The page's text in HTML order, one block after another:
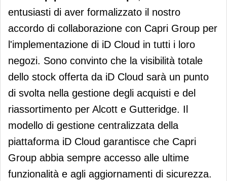
entusiasti di aver formalizzato il nostro
accordo di collaborazione con Capri Group per
l'implementazione di iD Cloud in tutti i loro
negozi. Sono convinto che la visibilità totale
dello stock offerta da iD Cloud sarà un punto
di svolta nella gestione degli acquisti e del
riassortimento per Alcott e Gutteridge. Il
modello di gestione centralizzata della
piattaforma iD Cloud garantisce che Capri
Group abbia sempre accesso alle ultime
funzionalità e agli aggiornamenti di sicurezza.